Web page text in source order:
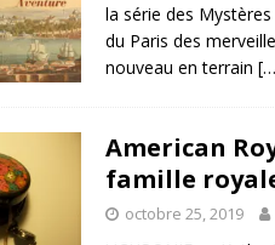
la série des
du Paris des
nouveau en terrain
American
famille
octobre 25, 2019